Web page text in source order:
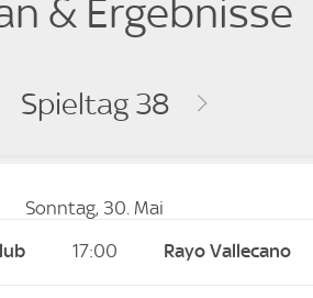
& Ergebnisse
Spieltag 38
Sonntag, 30. Mai
17:00 Rayo Vallecano